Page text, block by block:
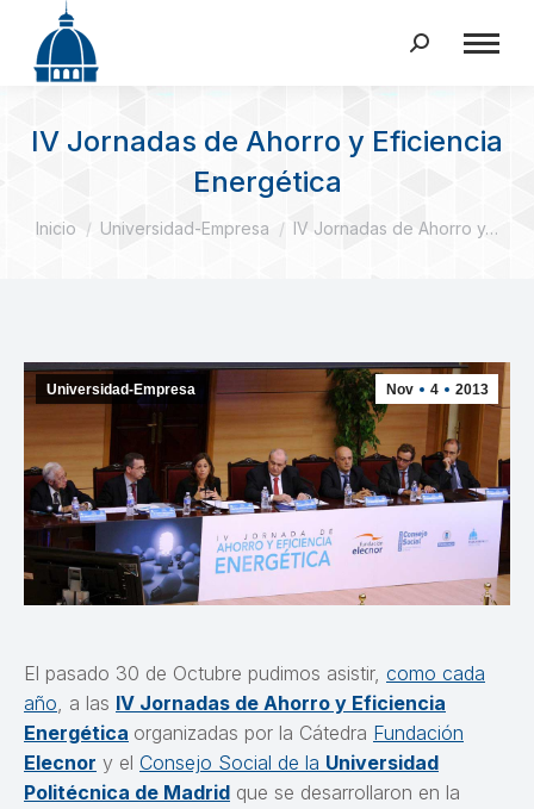
Buscar:
IV Jornadas de Ahorro y Eficiencia
Energética
Estás aquí:
Inicio Universidad-Empresa IV Jornadas de Ahorro y…
Nov 4 2013
Universidad-Empresa
El pasado 30 de Octubre pudimos asistir, como cada
año, a las IV Jornadas de Ahorro y Eficiencia
Energética organizadas por la Cátedra Fundación
Elecnor y el Consejo Social de la Universidad
Politécnica de Madrid que se desarrollaron en la